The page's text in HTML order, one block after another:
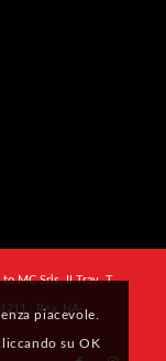
MC Srls, II Trav. T.
, Rea: NA-
piacevole.
su OK